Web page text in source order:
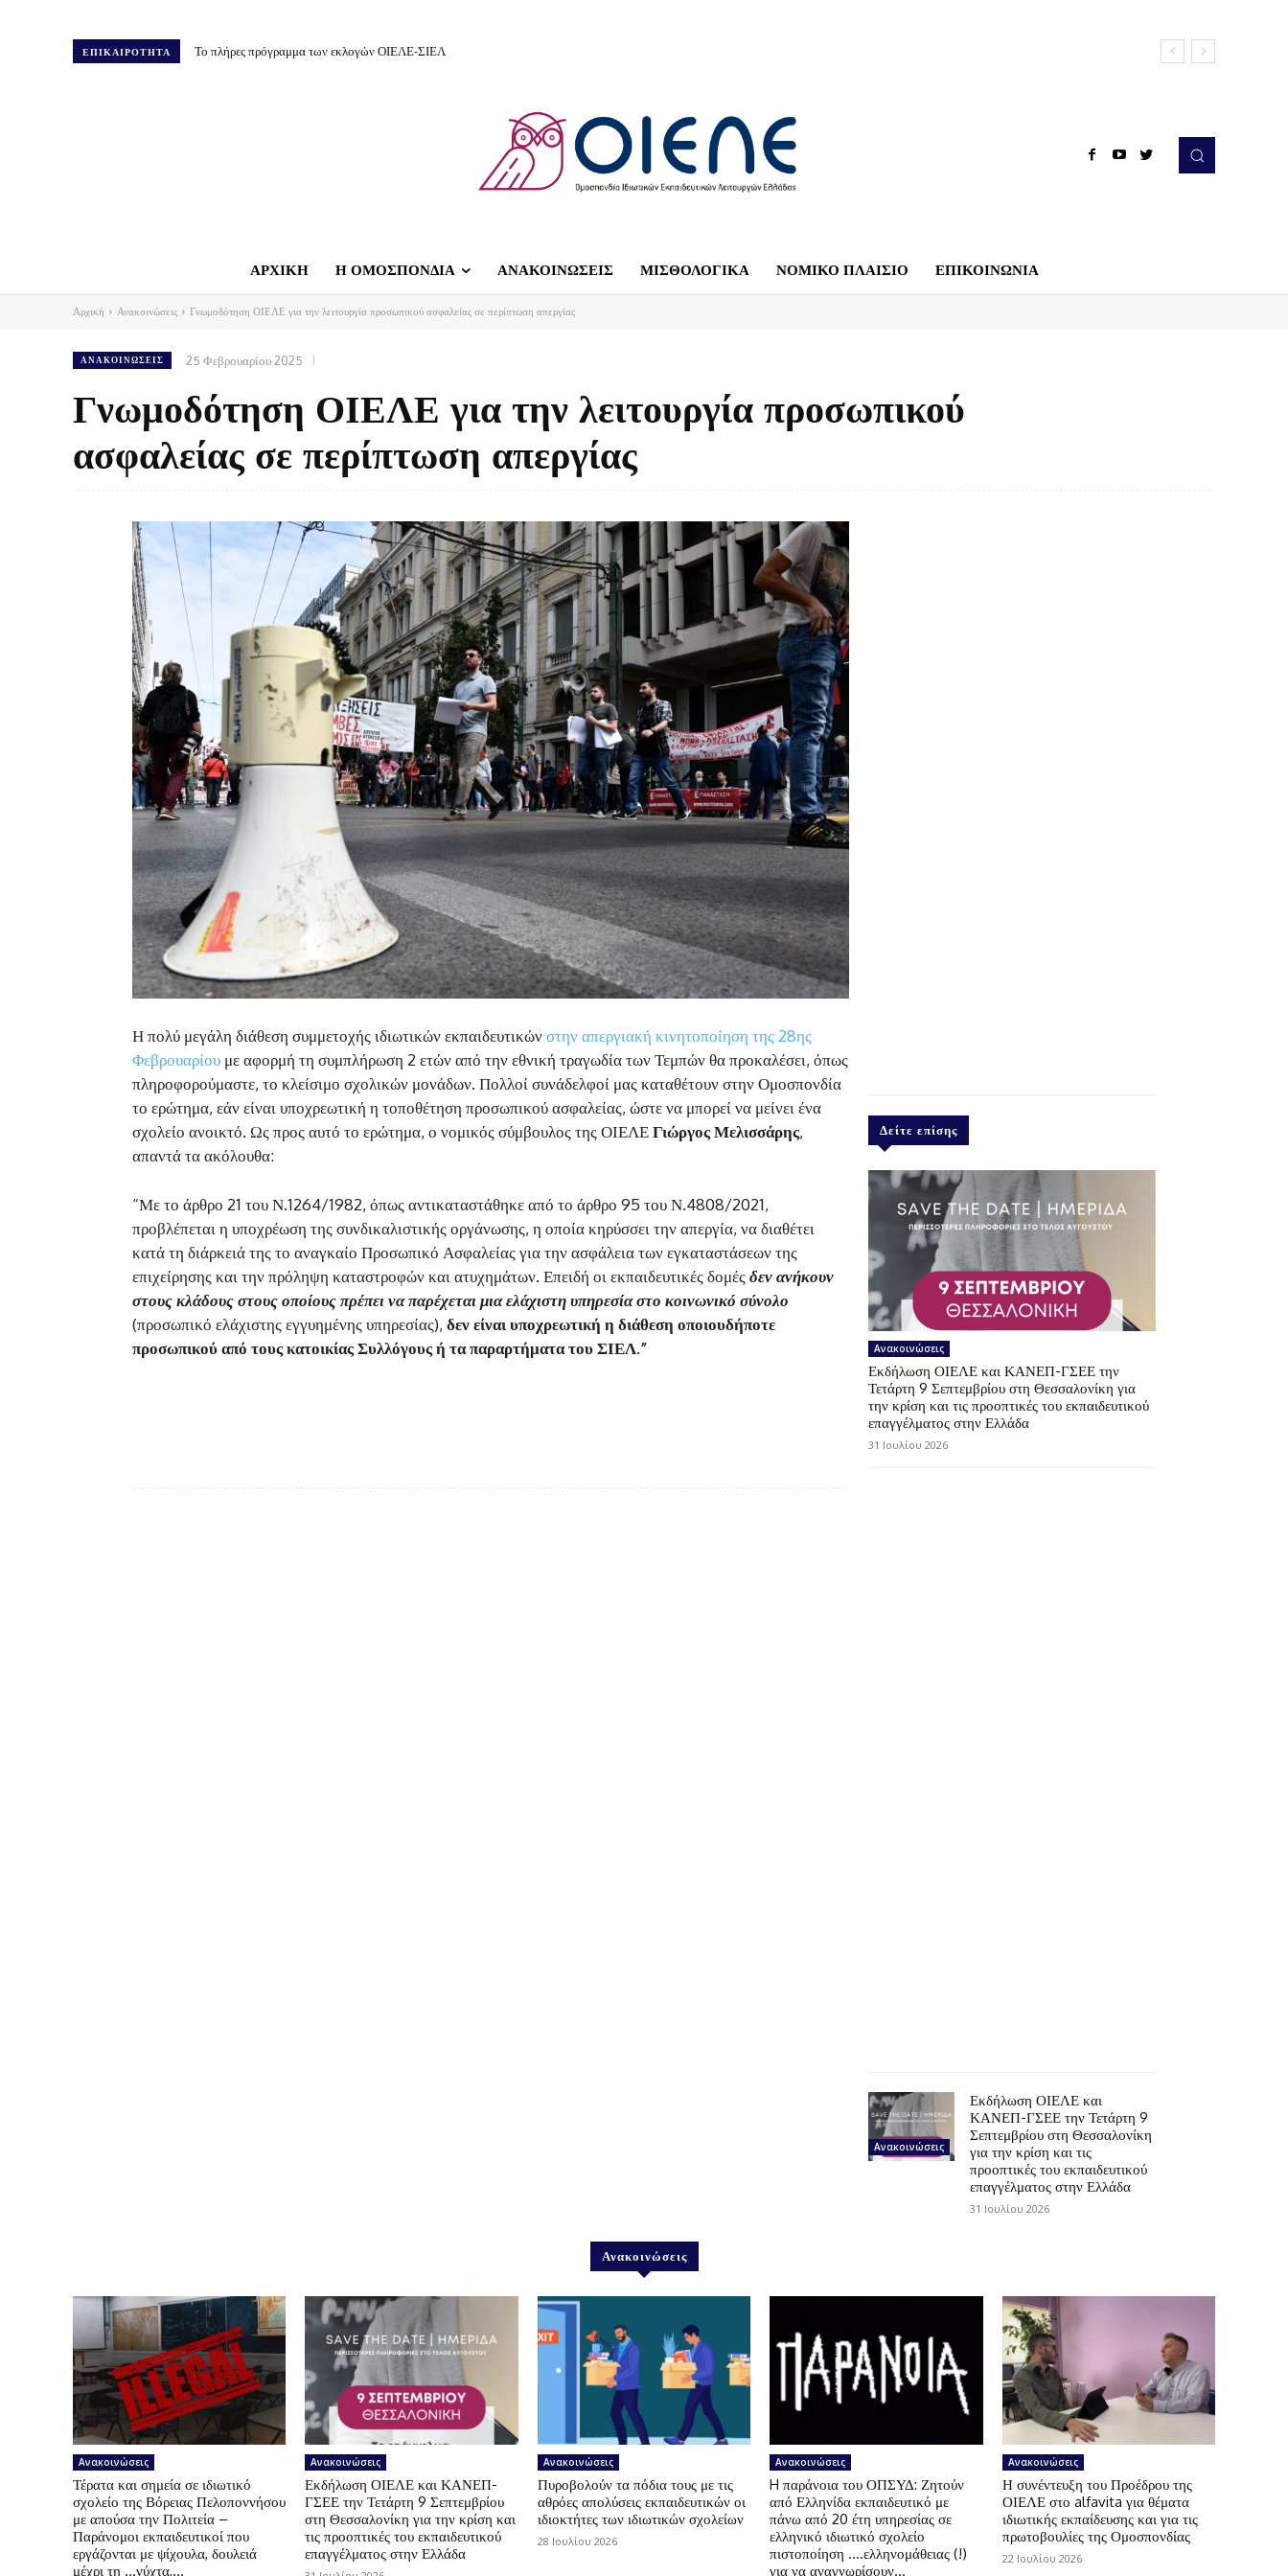
ΕΠΙΚΑΙΡΟΤΗΤΑ Το πλήρες πρόγραμμα των εκλογών ΟΙΕΛΕ-ΣΙΕΛ
ΑΡΧΙΚΗ Η ΟΜΟΣΠΟΝΔΙΑ ΑΝΑΚΟΙΝΩΣΕΙΣ ΜΙΣΘΟΛΟΓΙΚΑ ΝΟΜΙΚΟ ΠΛΑΙΣΙΟ ΕΠΙΚΟΙΝΩΝΙΑ
Αρχική Ανακοινώσεις Γνωμοδότηση ΟΙΕΛΕ για την λειτουργία προσωπικού ασφαλείας σε περίπτωση απεργίας
ΑΝΑΚΟΙΝΏΣΕΙΣ 25 Φεβρουαρίου 2025
Γνωμοδότηση ΟΙΕΛΕ για την λειτουργία προσωπικού
ασφαλείας σε περίπτωση απεργίας
Η πολύ μεγάλη διάθεση συμμετοχής ιδιωτικών εκπαιδευτικώνστην απεργιακή κινητοποίηση της 28ης
Φεβρουαρίου με αφορμή τη συμπλήρωση 2 ετών από την εθνική τραγωδία των Τεμπών θα προκαλέσει, όπως
πληροφορούμαστε, το κλείσιμο σχολικών μονάδων. Πολλοί συνάδελφοί μας καταθέτουν στην Ομοσπονδία
το ερώτημα, εάν είναι υποχρεωτική η τοποθέτηση προσωπικού ασφαλείας, ώστε να μπορεί να μείνει ένα
σχολείο ανοικτό. Ως προς αυτό το ερώτημα, ο νομικός σύμβουλος της ΟΙΕΛΕΓιώργος Μελισσάρης,
απαντά τα ακόλουθα:
“Με το άρθρο 21 του Ν.1264/1982, όπως αντικαταστάθηκε από το άρθρο 95 του Ν.4808/2021,
προβλέπεται η υποχρέωση της συνδικαλιστικής οργάνωσης, η οποία κηρύσσει την απεργία, να διαθέτει
κατά τη διάρκειά της το αναγκαίο Προσωπικό Ασφαλείας για την ασφάλεια των εγκαταστάσεων της
επιχείρησης και την πρόληψη καταστροφών και ατυχημάτων. Επειδή οι εκπαιδευτικές δομέςδεν ανήκουν
στους κλάδους στους οποίους πρέπει να παρέχεται μια ελάχιστη υπηρεσία στο κοινωνικό σύνολο
(προσωπικό ελάχιστης εγγυημένης υπηρεσίας), δεν είναι υποχρεωτική η διάθεση οποιουδήποτε
προσωπικού από τους κατοικίας Συλλόγους ή τα παραρτήματα του ΣΙΕΛ.”
Δείτε επίσης
Ανακοινώσεις
Εκδήλωση ΟΙΕΛΕ και ΚΑΝΕΠ-ΓΣΕΕ την
Τετάρτη 9 Σεπτεμβρίου στη Θεσσαλονίκη για
την κρίση και τις προοπτικές του εκπαιδευτικού
επαγγέλματος στην Ελλάδα
31 Ιουλίου 2026
Ανακοινώσεις
Εκδήλωση ΟΙΕΛΕ και
ΚΑΝΕΠ-ΓΣΕΕ την Τετάρτη 9
Σεπτεμβρίου στη Θεσσαλονίκη
για την κρίση και τις
προοπτικές του εκπαιδευτικού
επαγγέλματος στην Ελλάδα
31 Ιουλίου 2026
Ανακοινώσεις
Ανακοινώσεις
Τέρατα και σημεία σε ιδιωτικό
σχολείο της Βόρειας Πελοποννήσου
με απούσα την Πολιτεία –
Παράνομοι εκπαιδευτικοί που
εργάζονται με ψίχουλα, δουλειά
μέχρι τη …νύχτα,...
Ανακοινώσεις
Εκδήλωση ΟΙΕΛΕ και ΚΑΝΕΠ-
ΓΣΕΕ την Τετάρτη 9 Σεπτεμβρίου
στη Θεσσαλονίκη για την κρίση και
τις προοπτικές του εκπαιδευτικού
επαγγέλματος στην Ελλάδα
Ανακοινώσεις
Πυροβολούν τα πόδια τους με τις
αθρόες απολύσεις εκπαιδευτικών οι
ιδιοκτήτες των ιδιωτικών σχολείων
28 Ιουλίου 2026
Ανακοινώσεις
H παράνοια του ΟΠΣΥΔ: Ζητούν
από Ελληνίδα εκπαιδευτικό με
πάνω από 20 έτη υπηρεσίας σε
ελληνικό ιδιωτικό σχολείο
πιστοποίηση ….ελληνομάθειας (!)
για να αναγνωρίσουν...
Ανακοινώσεις
Η συνέντευξη του Προέδρου της
ΟΙΕΛΕ στο alfavita για θέματα
ιδιωτικής εκπαίδευσης και για τις
πρωτοβουλίες της Ομοσπονδίας
22 Ιουλίου 2026